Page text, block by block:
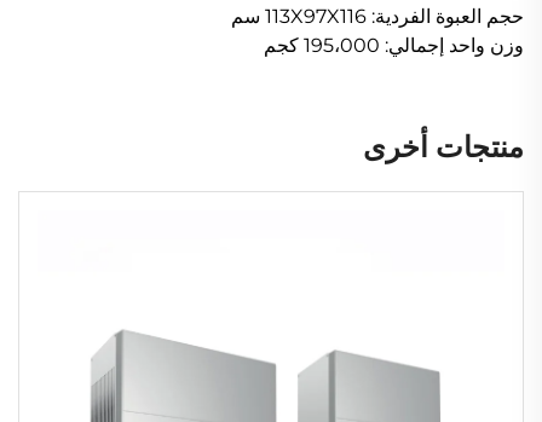
حجم العبوة الفردية: 113X97X116 سم
وزن واحد إجمالي: 195،000 كجم
منتجات أخرى